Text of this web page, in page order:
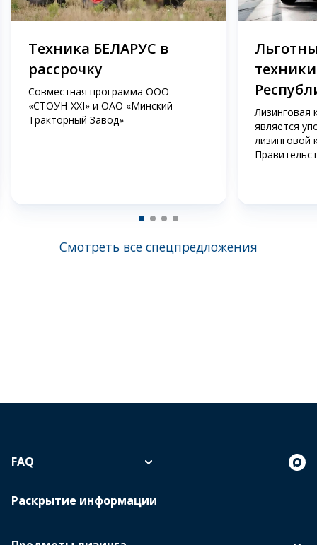
Техника БЕЛАРУС в
рассрочку
Совместная программа ООО
«СТОУН-XXI» и ОАО «Минский
Тракторный Завод»
Лизинговая
является
лизинговой
Смотреть все спецпредложения
FAQ
Раскрытие информации